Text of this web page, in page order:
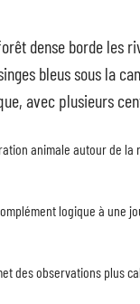
dense borde les
bleus sous la
avec plusieurs
animale autour de la
logique à une
des observations plus